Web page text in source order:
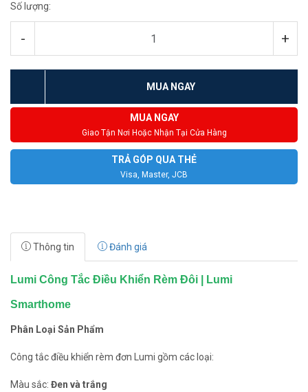
Số lượng:
- +
MUA NGAY
MUA NGAY
Giao Tận Nơi Hoặc Nhận Tại Cửa Hàng
TRẢ GÓP QUA THẺ
Visa, Master, JCB
Thông tin Đánh giá
Lumi Công Tắc Điều Khiển Rèm Đôi | Lumi
Smarthome
Phân Loại Sản Phẩm
Công tắc điều khiển rèm đơn Lumi gồm các loại:
Màu sắc: Đen và trắng